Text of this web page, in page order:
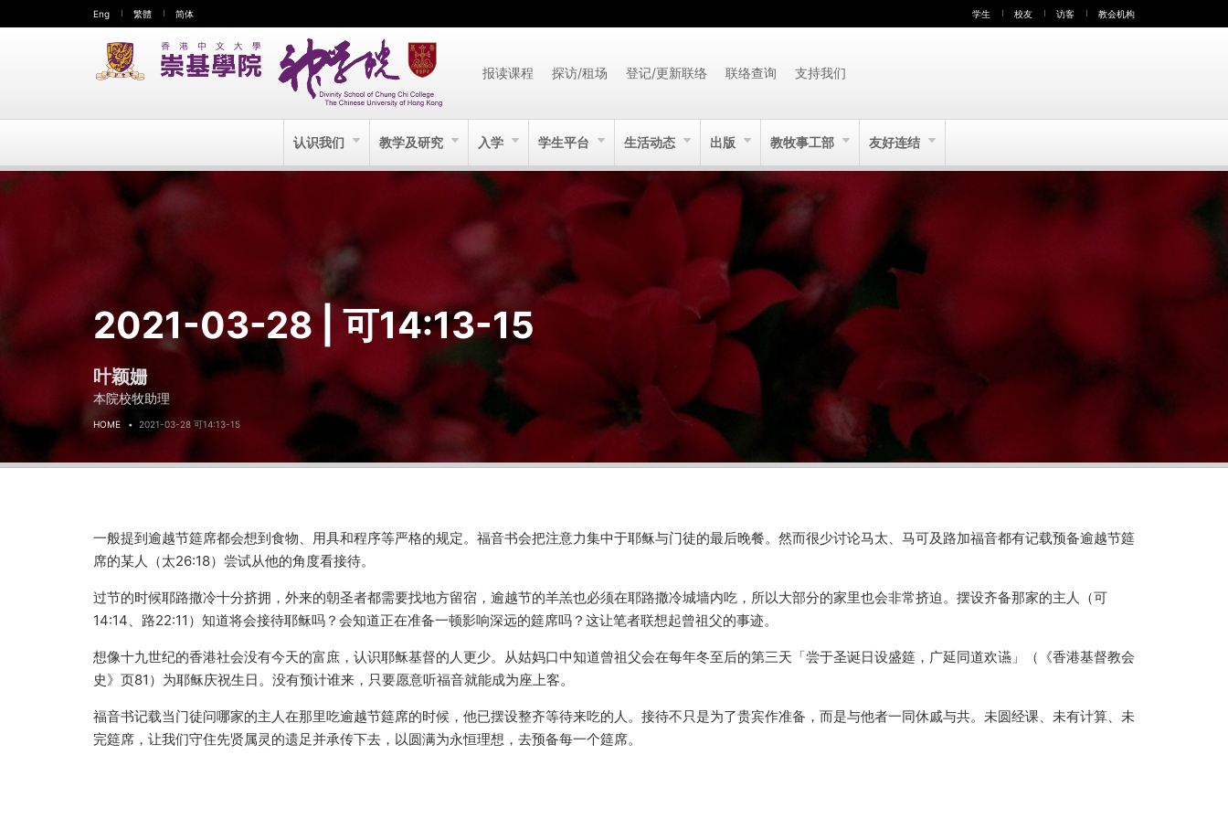
Eng 繁體 简体 学生 校友 访客 教会机构
报读课程 探访/租场 登记/更新联络 联络查询 支持我们
认识我们 教学及研究 入学 学生平台 生活动态 出版 教牧事工部 友好连结
2021-03-28 | 可14:13-15
叶颖姗
本院校牧助理
HOME 2021-03-28 可14:13-15
一般提到逾越节筵席都会想到食物、用具和程序等严格的规定。福音书会把注意力集中于耶稣与门徒的最后晚餐。然而很少讨论马太、马可及路加福音都有记载预备逾越节筵
席的某人（太26:18）尝试从他的角度看接待。
过节的时候耶路撒冷十分挤拥，外来的朝圣者都需要找地方留宿，逾越节的羊羔也必须在耶路撒冷城墙内吃，所以大部分的家里也会非常挤迫。摆设齐备那家的主人（可
14:14、路22:11）知道将会接待耶稣吗？会知道正在准备一顿影响深远的筵席吗？这让笔者联想起曾祖父的事迹。
想像十九世纪的香港社会没有今天的富庶，认识耶稣基督的人更少。从姑妈口中知道曾祖父会在每年冬至后的第三天「尝于圣诞日设盛筵，广延同道欢䜩」（《香港基督教会
史》页81）为耶稣庆祝生日。没有预计谁来，只要愿意听福音就能成为座上客。
福音书记载当门徒问哪家的主人在那里吃逾越节筵席的时候，他已摆设整齐等待来吃的人。接待不只是为了贵宾作准备，而是与他者一同休戚与共。未圆经课、未有计算、未
完筵席，让我们守住先贤属灵的遗足并承传下去，以圆满为永恒理想，去预备每一个筵席。